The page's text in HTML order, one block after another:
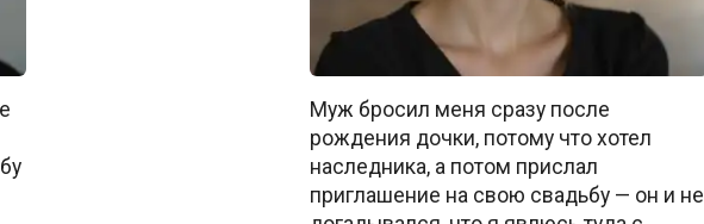
Муж бросил меня сразу после
рождения дочки, потому что хотел
наследника, а потом прислал
приглашение на свою свадьбу — он и не